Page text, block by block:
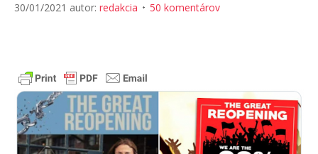
30/01/2021 autor: redakcia 50 komentárov